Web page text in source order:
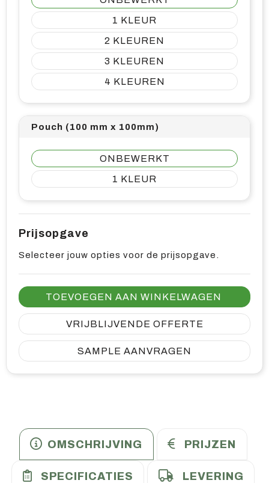
1
2
3
4
Pouch (100 mm x 100mm)
ONBEWERKT
1
Prijsopgave
Selecteer jouw opties voor de prijsopgave.
TOEVOEGEN AAN WINKELWAGEN
VRIJBLIJVENDE OFFERTE
SAMPLE AANVRAGEN
OMSCHRIJVING PRIJZEN
SPECIFICATIES LEVERING